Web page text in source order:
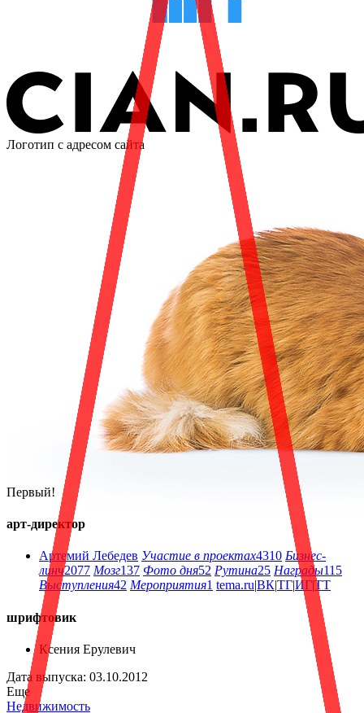
Логотип с адресом сайта
Первый!
арт-директор
Артемий Лебедев Участие в проектах4310 Бизнес-
линч2077 Мозг137 Фото дня52 Рутина25 Награды115
Выступления42 Мероприятия1 tema.ru|ВК|ТГ|ИГ|ТТ
шрифтовик
Ксения Ерулевич
Дата выпуска: 03.10.2012
Еще
Недвижимость